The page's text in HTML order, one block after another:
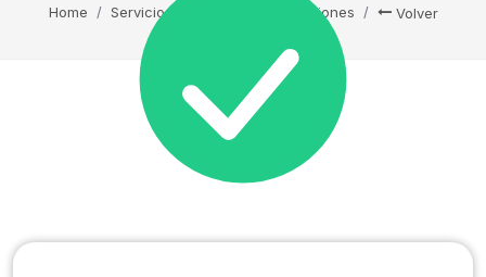
Home Servicio Técnico Capacitaciones Volver